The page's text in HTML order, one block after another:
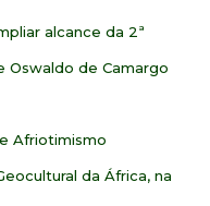
alcance da 2ª
Oswaldo de Camargo
Afriotimismo
da África, na